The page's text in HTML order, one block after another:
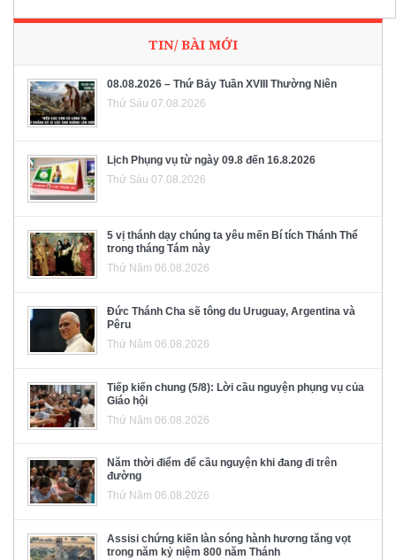
TIN/ BÀI MỚI
08.08.2026 – Thứ Bảy Tuần XVIII Thường Niên
Thứ Sáu 07.08.2026
Lịch Phụng vụ từ ngày 09.8 đến 16.8.2026
Thứ Sáu 07.08.2026
5 vị thánh dạy chúng ta yêu mến Bí tích Thánh Thể
trong tháng Tám này
Thứ Năm 06.08.2026
Đức Thánh Cha sẽ tông du Uruguay, Argentina và
Pêru
Thứ Năm 06.08.2026
Tiếp kiến chung (5/8): Lời cầu nguyện phụng vụ của
Giáo hội
Thứ Năm 06.08.2026
Năm thời điểm để cầu nguyện khi đang đi trên
đường
Thứ Năm 06.08.2026
Assisi chứng kiến làn sóng hành hương tăng vọt
trong năm kỷ niệm 800 năm Thánh